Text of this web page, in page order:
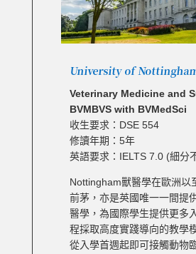
University of
Veterinary Medicine and
BVMBVS with BVMedSci
收生要求：DSE 554
修讀年期：5年
英語要求：IELTS 7.0 (細分
Nottingham獸醫學在歐洲以
前茅，亦是英國唯一一間提
醫學，為國際學生提供更多
程採取高度實踐導向的教學
從入學首週起即可接觸動物